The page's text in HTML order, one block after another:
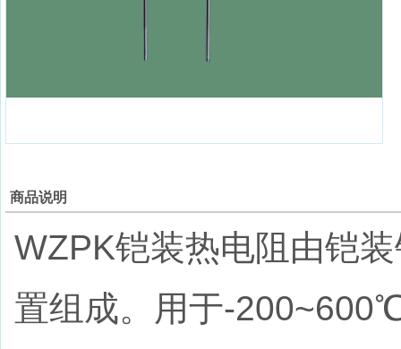
商品说明
WZPK铠装热电阻由铠
置组成。用于-